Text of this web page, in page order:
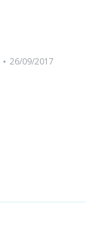
26/09/2017